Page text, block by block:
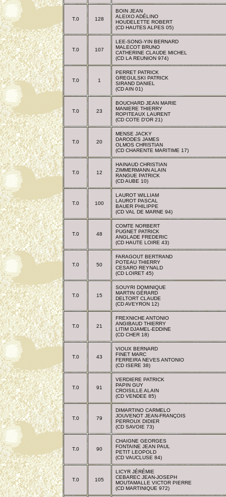
T.0 128
BOIN JEAN
ALEIXO ADÉLINO
HOUDELETTE ROBERT
(CD HAUTES ALPES 05)
T.0 107
LEE-SONG-YIN BERNARD
MALECOT BRUNO
CATHERINE CLAUDE MICHEL
(CD LA REUNION 974)
T.0 1
PERRET PATRICK
GREGULSKI PATRICK
SIRAND DANIEL
(CD AIN 01)
T.0 23
BOUCHARD JEAN MARIE
MANIERE THIERRY
ROPITEAUX LAURENT
(CD COTE D'OR 21)
T.0 20
MENSE JACKY
DARODES JAMES
OLMOS CHRISTIAN
(CD CHARENTE MARITIME 17)
T.0 12
HAINAUD CHRISTIAN
ZIMMERMANN ALAIN
RANGUE PATRICK
(CD AUBE 10)
T.0 100
LAUROT WILLIAM
LAUROT PASCAL
BAUER PHILIPPE
(CD VAL DE MARNE 94)
T.0 48
COMTE NORBERT
PUGNET PATRICK
ANGLADE FREDERIC
(CD HAUTE LOIRE 43)
T.0 50
FARAGOUT BERTRAND
POTEAU THIERRY
CESARO REYNALD
(CD LOIRET 45)
T.0 15
SOUYRI DOMINIQUE
MARTIN GÉRARD
DELTORT CLAUDE
(CD AVEYRON 12)
T.0 21
FREXNICHE ANTONIO
ANGIBAUD THIERRY
LITIM DJAMEL-EDDINE
(CD CHER 18)
T.0 43
VIOUX BERNARD
FINET MARC
FERREIRA NEVES ANTONIO
(CD ISERE 38)
T.0 91
VERDIERE PATRICK
PAPIN GUY
CROISILLE ALAIN
(CD VENDEE 85)
T.0 79
DIMARTINO CARMELO
JOUVENOT JEAN-FRANÇOIS
PERROUX DIDIER
(CD SAVOIE 73)
T.0 90
CHAIGNE GEORGES
FONTAINE JEAN PAUL
PETIT LEOPOLD
(CD VAUCLUSE 84)
T.0 105
LICYR JÉRÉMIE
CEBAREC JEAN-JOSEPH
MOUTAMALLE VICTOR PIERRE
(CD MARTINIQUE 972)